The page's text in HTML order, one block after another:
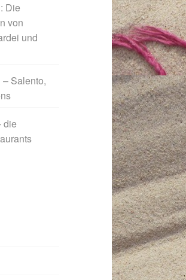
Die
von
und
Salento,
die